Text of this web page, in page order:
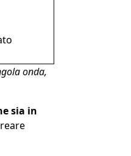
onda,
sia in